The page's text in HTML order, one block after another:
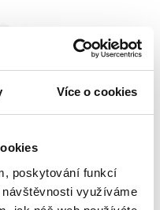
Více o cookies
poskytování funkcí
využíváme